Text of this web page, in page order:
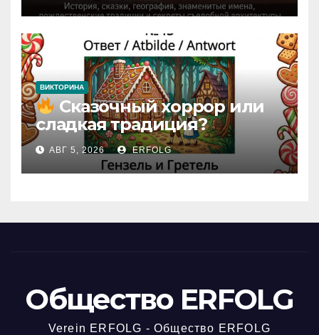
домика!
ВИКТОРИНА
Сказочный хоррор или
сладкая традиция?
Открываем секреты
вчерашней викторины!
АВГ 5, 2026 ERFOLG
Общество ERFOLG
Verein ERFOLG - Общество ERFOLG